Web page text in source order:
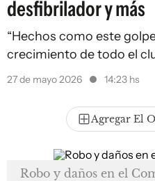
desfibrilador y más
“Hechos como este
crecimiento de todo el
27 de mayo 2026 14:23 hs
Agregar El
Robo y daños en el